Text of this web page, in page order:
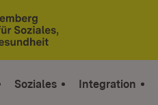
Soziales Integration